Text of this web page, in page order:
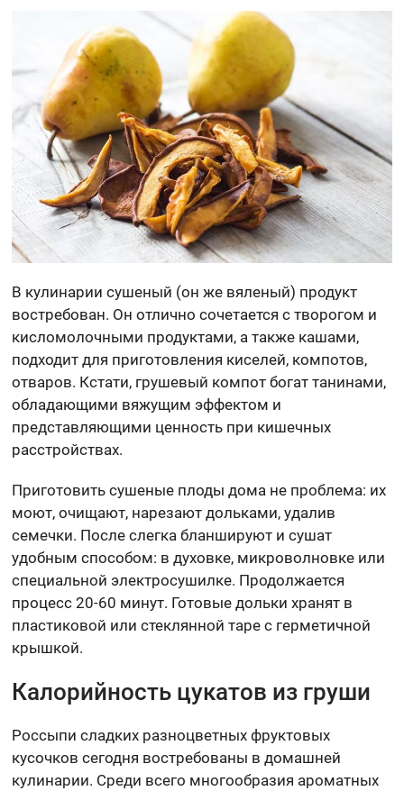
В кулинарии сушеный (он же вяленый) продукт
востребован. Он отлично сочетается с творогом и
кисломолочными продуктами, а также кашами,
подходит для приготовления киселей, компотов,
отваров. Кстати, грушевый компот богат танинами,
обладающими вяжущим эффектом и
представляющими ценность при кишечных
расстройствах.
Приготовить сушеные плоды дома не проблема: их
моют, очищают, нарезают дольками, удалив
семечки. После слегка бланшируют и сушат
удобным способом: в духовке, микроволновке или
специальной электросушилке. Продолжается
процесс 20-60 минут. Готовые дольки хранят в
пластиковой или стеклянной таре с герметичной
крышкой.
Калорийность цукатов из груши
Россыпи сладких разноцветных фруктовых
кусочков сегодня востребованы в домашней
кулинарии. Среди всего многообразия ароматных